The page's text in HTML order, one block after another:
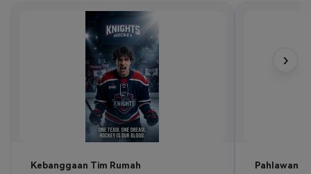
Kebanggaan Tim Rumah Pahlawan
›